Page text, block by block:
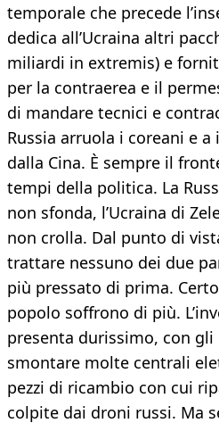
temporale che precede
dedica all’Ucraina altri
miliardi in extremis) e
per la contraerea e il
di mandare tecnici e
Russia arruola i coreani e
dalla Cina. È sempre il
tempi della politica. La
non sfonda, l’Ucraina di
non crolla. Dal punto di
trattare nessuno dei due
più pressato di prima.
popolo soffrono di più.
presenta durissimo, con
smontare molte centrali
pezzi di ricambio con cui
colpite dai droni russi. Ma